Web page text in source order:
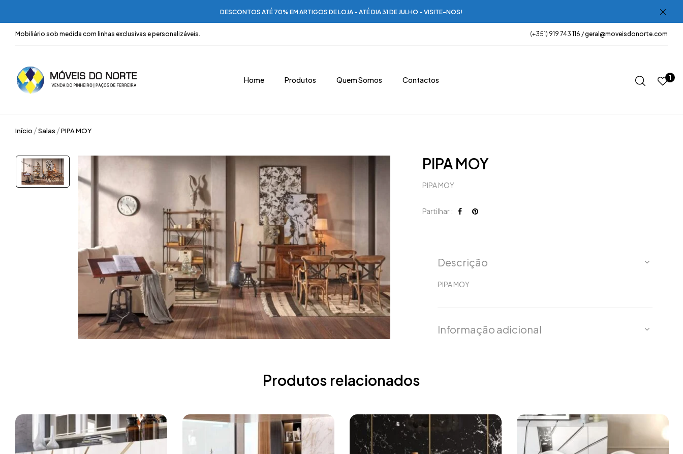
DESCONTOS ATÉ 70% EM ARTIGOS DE LOJA - ATÉ DIA 31 DE JULHO - VISITE-NOS!
Mobiliário sob medida com linhas exclusivas e personalizáveis. (+351) 919 743 116 /geral@moveisdonorte.com
Home Produtos Quem Somos Contactos 1
Início Salas PIPA MOY
PIPA MOY
PIPA MOY
Partilhar :
Descrição
PIPA MOY
Informação adicional
Produtos relacionados